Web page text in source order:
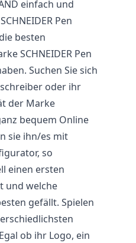
einfach und
Pen
besten
SCHNEIDER Pen
Suchen Sie sich
oder ihr
der Marke
bequem Online
sie ihn/es mit
so
einen ersten
und welche
gefällt. Spielen
ob ihr Logo, ein